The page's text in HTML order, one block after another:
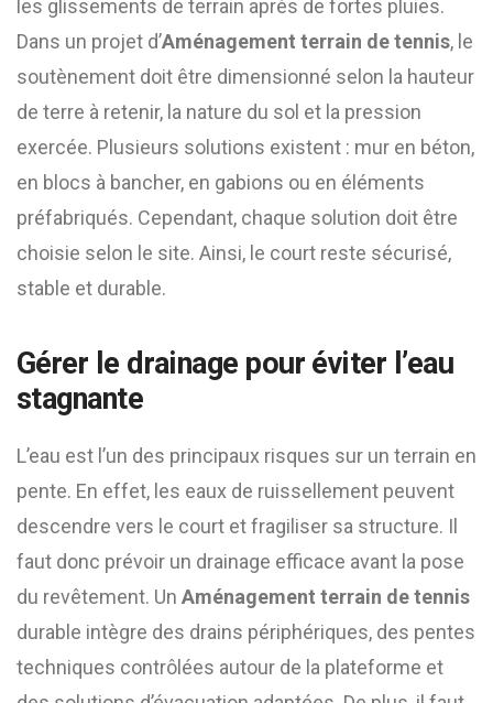
les glissements de terrain après de fortes pluies.
Dans un projet d’Aménagement terrain de tennis, le
soutènement doit être dimensionné selon la hauteur
de terre à retenir, la nature du sol et la pression
exercée. Plusieurs solutions existent : mur en béton,
en blocs à bancher, en gabions ou en éléments
préfabriqués. Cependant, chaque solution doit être
choisie selon le site. Ainsi, le court reste sécurisé,
stable et durable.
Gérer le drainage pour éviter l’eau
stagnante
L’eau est l’un des principaux risques sur un terrain en
pente. En effet, les eaux de ruissellement peuvent
descendre vers le court et fragiliser sa structure. Il
faut donc prévoir un drainage efficace avant la pose
du revêtement. Un Aménagement terrain de tennis
durable intègre des drains périphériques, des pentes
techniques contrôlées autour de la plateforme et